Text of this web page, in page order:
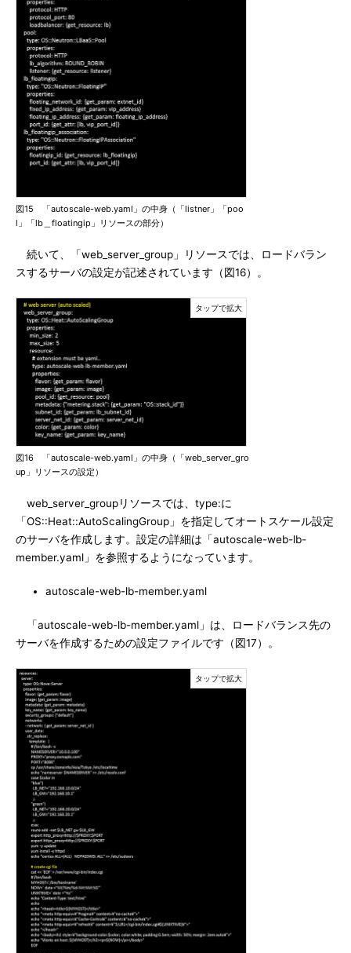
図15 「autoscale-web.yaml」の中身（「listner」「poo
l」「lb＿floatingip」リソースの部分）
続いて、「web_server_group」リソースでは、ロードバラン
スするサーバの設定が記述されています（図16）。
図16 「autoscale-web.yaml」の中身（「web_server_gro
up」リソースの設定）
web_server_groupリソースでは、type:に
「OS::Heat::AutoScalingGroup」を指定してオートスケール設定
のサーバを作成します。設定の詳細は「autoscale-web-lb-
member.yaml」を参照するようになっています。
autoscale-web-lb-member.yaml
「autoscale-web-lb-member.yaml」は、ロードバランス先の
サーバを作成するための設定ファイルです（図17）。